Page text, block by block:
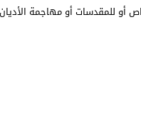
أو للمقدسات أو مهاجمة